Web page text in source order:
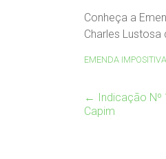
Conheça a
Charles Lustosa
EMENDA
← Indicação
Capim